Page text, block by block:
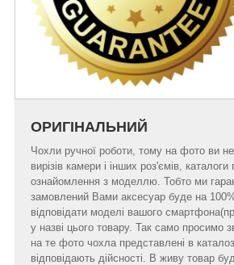
ОРИГІНАЛЬНИЙ
Чохли ручної роботи, тому на фото ви не
вирізів камери і інших роз'ємів,
ознайомлення з моделлю. Тобто ми
замовлений Вами аксесуар буде на 100%
відповідати моделі вашого
у назві цього товару. Так само просимо
на те фото чохла представлені в
відповідають дійсності. В живу товар